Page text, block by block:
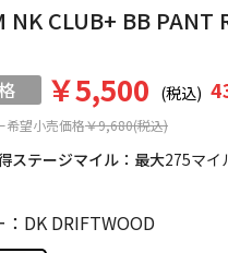
ステージマイル：最大275マイ
NK CLUB+ BB PANT
希望小売価格￥9,680(税込)
￥5,500 (税込)
：DK DRIFTWOOD